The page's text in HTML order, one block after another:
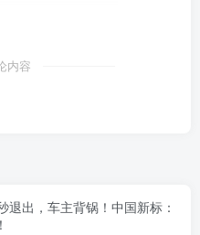
内容
退出，车主背锅！中国新标：